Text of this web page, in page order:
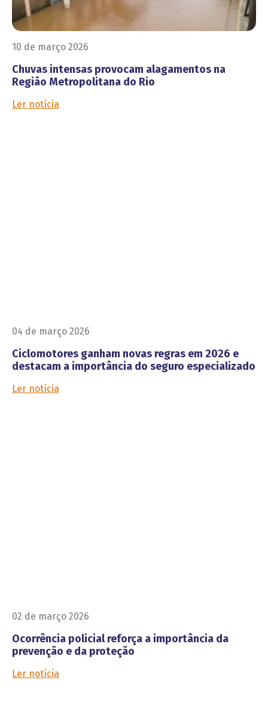
10 de março 2026
Chuvas intensas provocam alagamentos na
Região Metropolitana do Rio
Ler notícia
04 de março 2026
Ciclomotores ganham novas regras em 2026 e
destacam a importância do seguro especializado
Ler notícia
02 de março 2026
Ocorrência policial reforça a importância da
prevenção e da proteção
Ler notícia